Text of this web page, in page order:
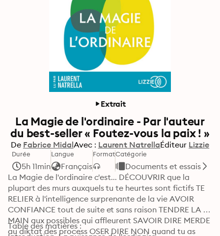
Extrait
La Magie de l'ordinaire - Par l'auteur
du best-seller « Foutez-vous la paix ! »
De Fabrice MidalAvec : Laurent NatrellaÉditeur Lizzie
Durée
5h 11min
Langue
Français
FormatCatégorie
Documents et essais
La Magie de l'ordinaire c'est... DÉCOUVRIR que la
plupart des murs auxquels tu te heurtes sont fictifs TE
RELIER à l'intelligence surprenante de la vie AVOIR
CONFIANCE tout de suite et sans raison TENDRE LA
MAIN aux possibles qui affleurent SAVOIR DIRE MERDE
au diktat des process OSER DIRE NON quand tu as
Table des matières :